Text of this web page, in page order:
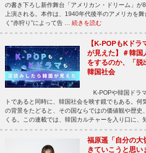
の書き下ろし新作舞台「アメリカン・ドリーム」が
上演される。本作は、1940年代後半のアメリカを
く“赤狩り”によって告 … 続きを読む
【K-POPもKドラ
が見えた】＃韓国
をするのか、「脱
韓国社会
K-POPや韓国ドラ
トであると同時に、韓国社会を映す鏡でもある。何
の背景をたどると、その国ならではの価値観や歴史
くる。この連載では、韓国カルチャーを入り口に、
福原遥「自分の大
きていこうと思い